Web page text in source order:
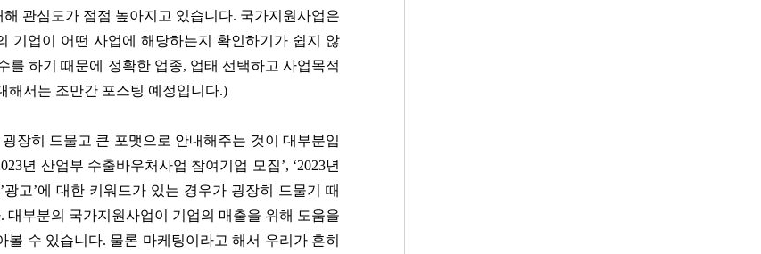
관심도가 점점 높아지고 있습니다. 국가지원사업은
기업이 어떤 사업에 해당하는지 확인하기가 쉽지 않
를 하기 때문에 정확한 업종, 업태 선택하고 사업목적
해서는 조만간 포스팅 예정입니다.)
장히 드물고 큰 포맷으로 안내해주는 것이 대부분입
년 산업부 수출바우처사업 참여기업 모집’, ‘2023년
고’에 대한 키워드가 있는 경우가 굉장히 드물기 때
부분의 국가지원사업이 기업의 매출을 위해 도움을
수 있습니다. 물론 마케팅이라고 해서 우리가 흔히